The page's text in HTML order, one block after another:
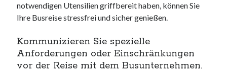
notwendigen Utensilien griffbereit haben, können Sie
Ihre Busreise stressfrei und sicher genießen.
Kommunizieren Sie spezielle
Anforderungen oder Einschränkungen
vor der Reise mit dem Busunternehmen.